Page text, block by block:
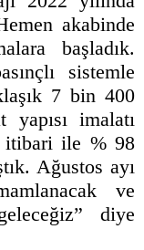
akabinde
başladık.
sistemle
7 bin 400
imalatı
itibari ile % 98
Ağustos ayı
ve
diye